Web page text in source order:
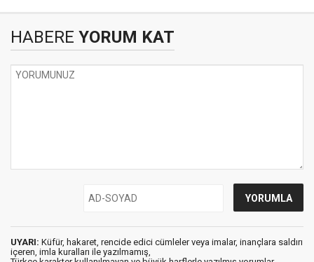
HABERE YORUM KAT
UYARI: Küfür, hakaret, rencide edici cümleler veya imalar, inançlara saldırı
içeren, imla kuralları ile yazılmamış,